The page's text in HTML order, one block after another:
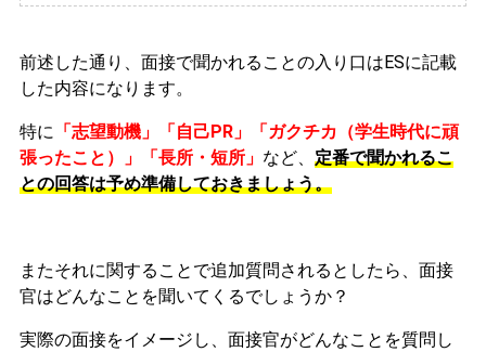
前述した通り、面接で聞かれることの入り口はESに記載
した内容になります。
特に 「志望動機」「自己PR」「ガクチカ（学生時代に頑
張ったこと）」「長所・短所」 など、 定番で聞かれるこ
との回答は予め準備しておきましょう。
またそれに関することで追加質問されるとしたら、面接
官はどんなことを聞いてくるでしょうか？
実際の面接をイメージし、面接官がどんなことを質問し